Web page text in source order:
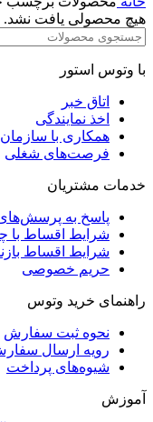
هیچ محصولی یافت نشد.
با وتوس استور
اتاق خبر
اخذ نمایندگی
همکاری با
فرصت‌های شغلی
خدمات مشتریان
پاسخ به
شرایط اقساط با
شرایط اقساط
حریم خصوصی
راهنمای خرید وتوس
نحوه ثبت سفارش
رویه ارسال
شیوه‌های پرداخت
آموزش